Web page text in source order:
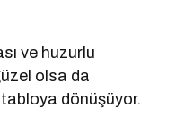
ve huzurlu
olsa da
dönüşüyor.